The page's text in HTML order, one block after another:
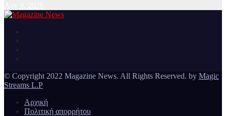
© Copyright 2022 Magazine News. All Rights Reserved. by Magic
Streams L.P
Αρχική
Πολιτική απορρήτου